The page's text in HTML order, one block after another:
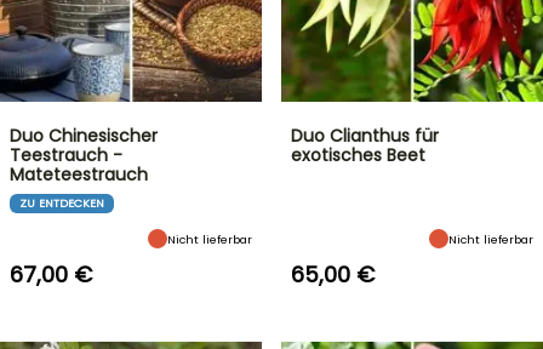
Duo Chinesischer
Teestrauch -
Mateteestrauch
ZU ENTDECKEN
Nicht lieferbar
67,00 €
Duo Clianthus für
exotisches Beet
Nicht lieferbar
65,00 €